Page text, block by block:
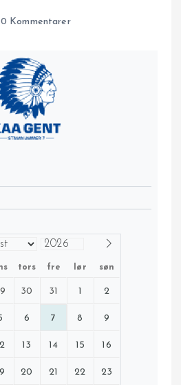
Kommentarer
tors fre lør søn
30 31 1 2
6 7 8 9
13 14 15 16
20 21 22 23